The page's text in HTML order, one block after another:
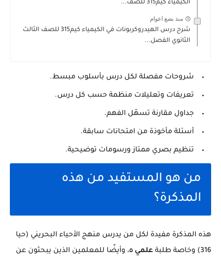
الكيمياء كيم315 للصف...
منذ بضع اعوام
شرح درس الهيدروكربونات في الكيمياء كيم315 للصف الثالث
الثانوي الفصل...
شروحات مفصلة لكل درس بأسلوب مبسط.
تعريفات وتعليلات منظمة حسب كل درس.
جداول مقارنة تسهّل الفهم.
أسئلة مأخوذة من امتحانات سابقة.
تنظيم بصري ممتاز ورسومات توضيحية.
من هو المستفيد من هذه
المذكرة؟
هذه المذكرة مفيدة لكل من يدرس منهج الأحياء البحريني (حيا
316) وخاصة طلبة
علمي ٥ ، وأيضًا للمعلمين الذين يبحثون عن